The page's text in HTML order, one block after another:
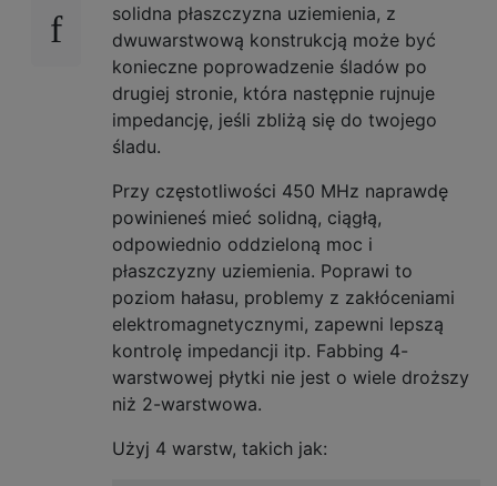
solidna płaszczyzna uziemienia, z
dwuwarstwową konstrukcją może być
konieczne poprowadzenie śladów po
drugiej stronie, która następnie rujnuje
impedancję, jeśli zbliżą się do twojego
śladu.
Przy częstotliwości 450 MHz naprawdę
powinieneś mieć solidną, ciągłą,
odpowiednio oddzieloną moc i
płaszczyzny uziemienia. Poprawi to
poziom hałasu, problemy z zakłóceniami
elektromagnetycznymi, zapewni lepszą
kontrolę impedancji itp. Fabbing 4-
warstwowej płytki nie jest o wiele droższy
niż 2-warstwowa.
Użyj 4 warstw, takich jak: